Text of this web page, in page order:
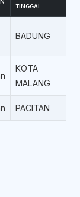
TINGGAL
BADUNG
KOTA
MALANG
PACITAN